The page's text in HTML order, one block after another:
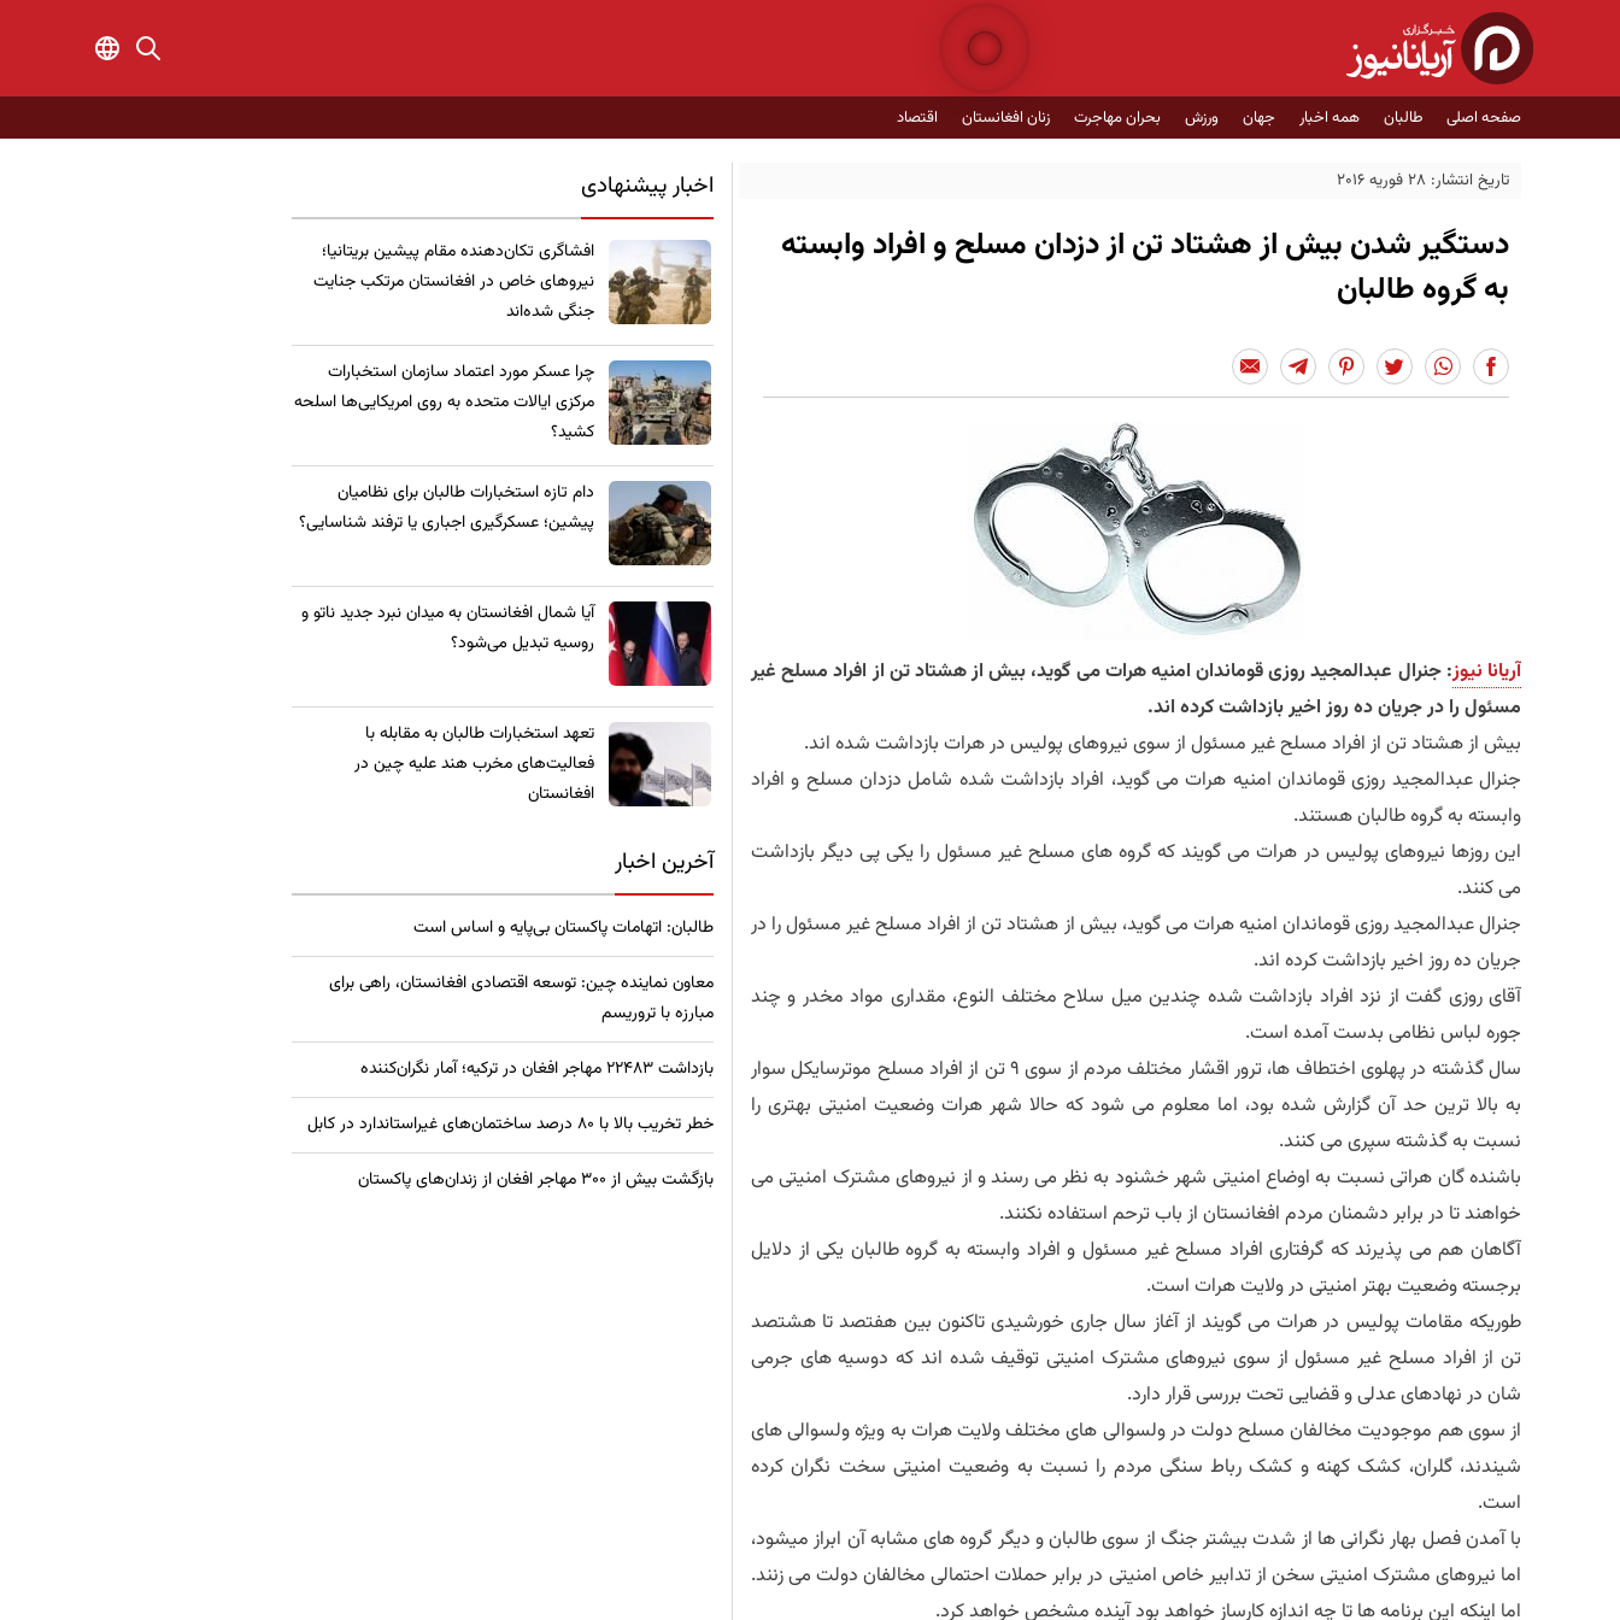
صفحه اصلی طالبان همه اخبار جهان ورزش بحران مهاجرت زنان افغانستان اقتصاد
تاریخ انتشار: 28 فوریه 2016
دستگیر شدن بیش از هشتاد تن از دزدان مسلح و افراد وابسته
به گروه طالبان
آریانا نیوز: جنرال عبدالمجید روزی قوماندان امنیه هرات می گوید، بیش از هشتاد تن از افراد مسلح غیر
مسئول را در جریان ده روز اخیر بازداشت کرده اند.
بیش از هشتاد تن از افراد مسلح غیر مسئول از سوی نیروهای پولیس در هرات بازداشت شده اند.
جنرال عبدالمجید روزی قوماندان امنیه هرات می گوید، افراد بازداشت شده شامل دزدان مسلح و افراد
وابسته به گروه طالبان هستند.
این روزها نیروهای پولیس در هرات می گویند که گروه های مسلح غیر مسئول را یکی پی دیگر بازداشت
می کنند.
جنرال عبدالمجید روزی قوماندان امنیه هرات می گوید، بیش از هشتاد تن از افراد مسلح غیر مسئول را در
جریان ده روز اخیر بازداشت کرده اند.
آقای روزی گفت از نزد افراد بازداشت شده چندین میل سلاح مختلف النوع، مقداری مواد مخدر و چند
جوره لباس نظامی بدست آمده است.
سال گذشته در پهلوی اختطاف ها، ترور اقشار مختلف مردم از سوی ۹ تن از افراد مسلح موترسایکل سوار
به بالا ترین حد آن گزارش شده بود، اما معلوم می شود که حالا شهر هرات وضعیت امنیتی بهتری را
نسبت به گذشته سپری می کنند.
باشنده گان هراتی نسبت به اوضاع امنیتی شهر خشنود به نظر می رسند و از نیروهای مشترک امنیتی می
خواهند تا در برابر دشمنان مردم افغانستان از باب ترحم استفاده نکنند.
آگاهان هم می پذیرند که گرفتاری افراد مسلح غیر مسئول و افراد وابسته به گروه طالبان یکی از دلایل
برجسته وضعیت بهتر امنیتی در ولایت هرات است.
طوریکه مقامات پولیس در هرات می گویند از آغاز سال جاری خورشیدی تاکنون بین هفتصد تا هشتصد
تن از افراد مسلح غیر مسئول از سوی نیروهای مشترک امنیتی توقیف شده اند که دوسیه های جرمی
شان در نهادهای عدلی و قضایی تحت بررسی قرار دارد.
از سوی هم موجودیت مخالفان مسلح دولت در ولسوالی های مختلف ولایت هرات به ویژه ولسوالی های
شیندند، گلران، کشک کهنه و کشک رباط سنگی مردم را نسبت به وضعیت امنیتی سخت نگران کرده
است.
با آمدن فصل بهار نگرانی ها از شدت بیشتر جنگ از سوی طالبان و دیگر گروه های مشابه آن ابراز میشود،
اما نیروهای مشترک امنیتی سخن از تدابیر خاص امنیتی در برابر حملات احتمالی مخالفان دولت می زنند.
اما اینکه این برنامه ها تا چه اندازه کارساز خواهد بود آینده مشخص خواهد کرد.
اخبار پیشنهادی
​افشاگری تکان‌دهنده مقام پیشین بریتانیا؛
نیروهای خاص در افغانستان مرتکب جنایت
جنگی شده‌اند
چرا عسکر مورد اعتماد سازمان استخبارات
مرکزی ایالات متحده به روی امریکایی‌ها اسلحه
کشید؟
​دام تازه استخبارات طالبان برای نظامیان
پیشین؛ عسکرگیری اجباری یا ترفند شناسایی؟
​آیا شمال افغانستان به میدان نبرد جدید ناتو و
روسیه تبدیل می‌شود؟
تعهد استخبارات طالبان به مقابله با
فعالیت‌های مخرب هند علیه چین در
افغانستان
آخرین اخبار
طالبان: اتهامات پاکستان بی‌پایه و اساس است
معاون نماینده چین: توسعه اقتصادی افغانستان، راهی برای
مبارزه با تروریسم
بازداشت ۲۲۴۸۳ مهاجر افغان در ترکیه؛ آمار نگران‌کننده
خطر تخریب بالا با ۸۰ درصد ساختمان‌های غیراستاندارد در کابل
بازگشت بیش از ۳۰۰ مهاجر افغان از زندان‌های پاکستان